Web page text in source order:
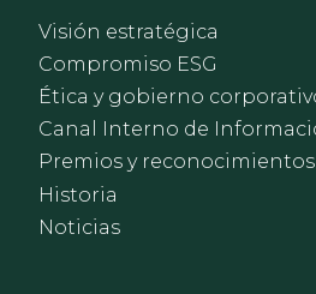
Visión estratégica
Compromiso ESG
Ética y gobierno
Canal Interno de
Premios y reconocimientos
Historia
Noticias